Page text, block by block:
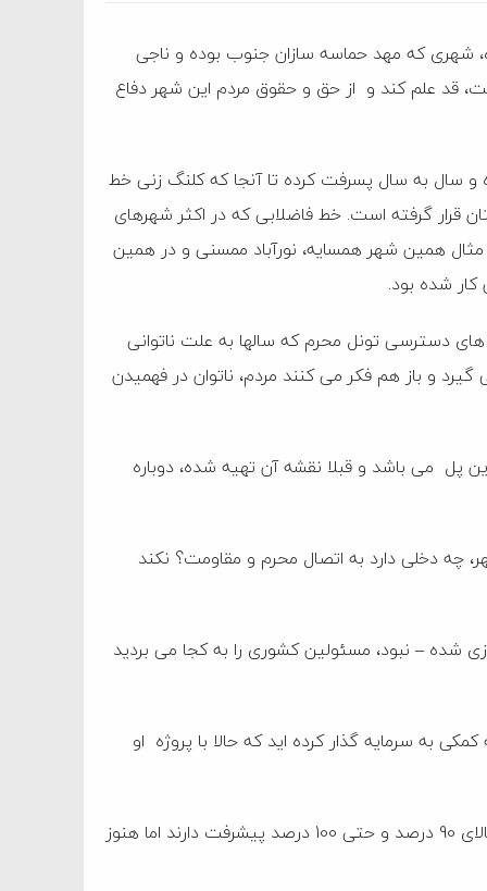
شهری که مهد حماسه سازان جنوب بوده و ناجی
قد علم کند و از حق و حقوق مردم این شهر دفاع
سال به سال پسرفت کرده تا آنجا که کلنگ زنی خط
قرار گرفته است. خط فاضلابی که در اکثر شهرهای
مثال همین شهر همسایه، نورآباد ممسنی و در همین
دسترسی تونل محرم که سالها به علت ناتوانی
گیرد و باز هم فکر می کنند مردم، ناتوان در فهمیدن
می باشد و قبلا نقشه آن تهیه شده، دوباره
چه دخلی دارد به اتصال محرم و مقاومت؟ نکند
شده – نبود، مسئولین کشوری را به کجا می بردید
به سرمایه گذار کرده اید که حالا با پروژه او
باید گریست به حال پروژه های این شهرستان، پروژه هایی که بالای 90 درصد و حتی 100 درصد پیشرفت دارند اما هنوز